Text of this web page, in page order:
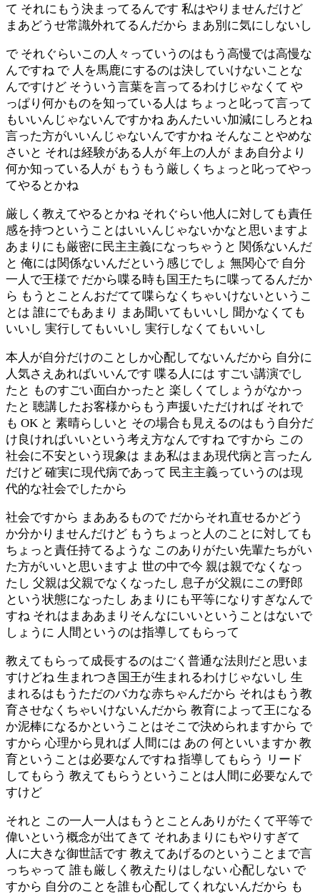
て それにもう決まってるんです 私はやりませんだけど
まあどうせ常識外れてるんだから まあ別に気にしないし
で それぐらいこの人々っていうのはもう高慢では高慢な
んですね で 人を馬鹿にするのは決していけないことな
んですけど そういう言葉を言ってるわけじゃなくて や
っぱり何かものを知っている人は ちょっと叱って言って
もいいんじゃないんですかね あんたいい加減にしろとね
言った方がいいんじゃないんですかね そんなことやめな
さいと それは経験がある人が 年上の人が まあ自分より
何か知っている人が もうもう厳しくちょっと叱ってやっ
てやるとかね
厳しく教えてやるとかね それぐらい他人に対しても責任
感を持つということはいいんじゃないかなと思いますよ
あまりにも厳密に民主主義になっちゃうと 関係ないんだ
と 俺には関係ないんだという感じでしょ 無関心で 自分
一人で王様で だから喋る時も国王たちに喋ってるんだか
ら もうとことんおだてて喋らなくちゃいけないというこ
とは 誰にでもあまり まあ聞いてもいいし 聞かなくても
いいし 実行してもいいし 実行しなくてもいいし
本人が自分だけのことしか心配してないんだから 自分に
人気さえあればいいんです 喋る人には すごい講演でし
たと ものすごい面白かったと 楽しくてしょうがなかっ
たと 聴講したお客様からもう声援いただければ それで
も OK と 素晴らしいと その場合も見えるのはもう自分だ
け良ければいいという考え方なんですね ですから この
社会に不安という現象は まあ私はまあ現代病と言ったん
だけど 確実に現代病であって 民主主義っていうのは現
代的な社会でしたから
社会ですから まああるもので だからそれ直せるかどう
か分かりませんだけど もうちょっと人のことに対しても
ちょっと責任持てるような このありがたい先輩たちがい
た方がいいと思いますよ 世の中で今 親は親でなくなっ
たし 父親は父親でなくなったし 息子が父親にこの野郎
という状態になったし あまりにも平等になりすぎなんで
すね それはまああまりそんなにいいということはないで
しょうに 人間というのは指導してもらって
教えてもらって成長するのはごく普通な法則だと思いま
すけどね 生まれつき国王が生まれるわけじゃないし 生
まれるはもうただのバカな赤ちゃんだから それはもう教
育させなくちゃいけないんだから 教育によって王になる
か泥棒になるかということはそこで決められますから で
すから 心理から見れば 人間には あの 何といいますか 教
育ということは必要なんですね 指導してもらう リード
してもらう 教えてもらうということは人間に必要なんで
すけど
それと この一人一人はもうとことんありがたくて平等で
偉いという概念が出てきて それあまりにもやりすぎて
人に大きな御世話です 教えてあげるのということまで言
っちゃって 誰も厳しく教えたりはしない 心配しない で
すから 自分のことを誰も心配してくれないんだから も